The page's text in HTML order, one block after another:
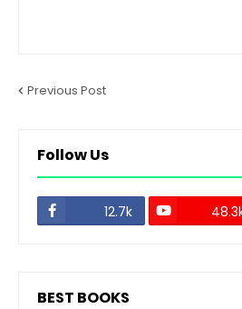
Previous Post
Follow Us
12.7k
BEST BOOKS